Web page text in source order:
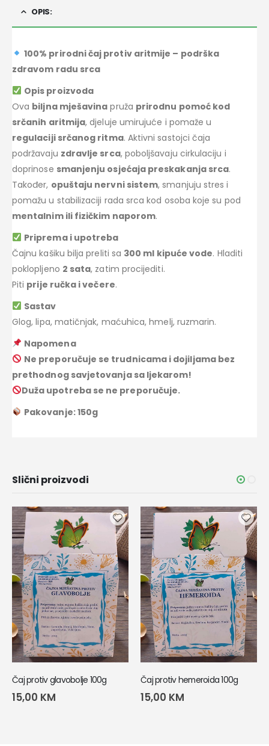
OPIS:
100% prirodni čaj protiv aritmije – podrška
zdravom radu srca
Opis proizvoda
Ova biljna mješavina pruža prirodnu pomoć kod
srčanih aritmija, djeluje umirujuće i pomaže u
regulaciji srčanog ritma. Aktivni sastojci čaja
podržavaju zdravlje srca, poboljšavaju cirkulaciju i
doprinose smanjenju osjećaja preskakanja srca.
Također, opuštaju nervni sistem, smanjuju stres i
pomažu u stabilizaciji rada srca kod osoba koje su pod
mentalnim ili fizičkim naporom.
Priprema i upotreba
Čajnu kašiku bilja preliti sa 300 ml kipuće vode. Hladiti
poklopljeno 2 sata, zatim procijediti.
Piti prije ručka i večere.
Sastav
Glog, lipa, matičnjak, maćuhica, hmelj, ruzmarin.
Napomena
Ne preporučuje se trudnicama i dojiljama bez
prethodnog savjetovanja sa ljekarom!
Duža upotreba se ne preporučuje.
Pakovanje: 150g
Slični proizvodi
Čaj protiv glavobolje 100g
15,00 KM
Čaj protiv hemeroida 100g
15,00 KM